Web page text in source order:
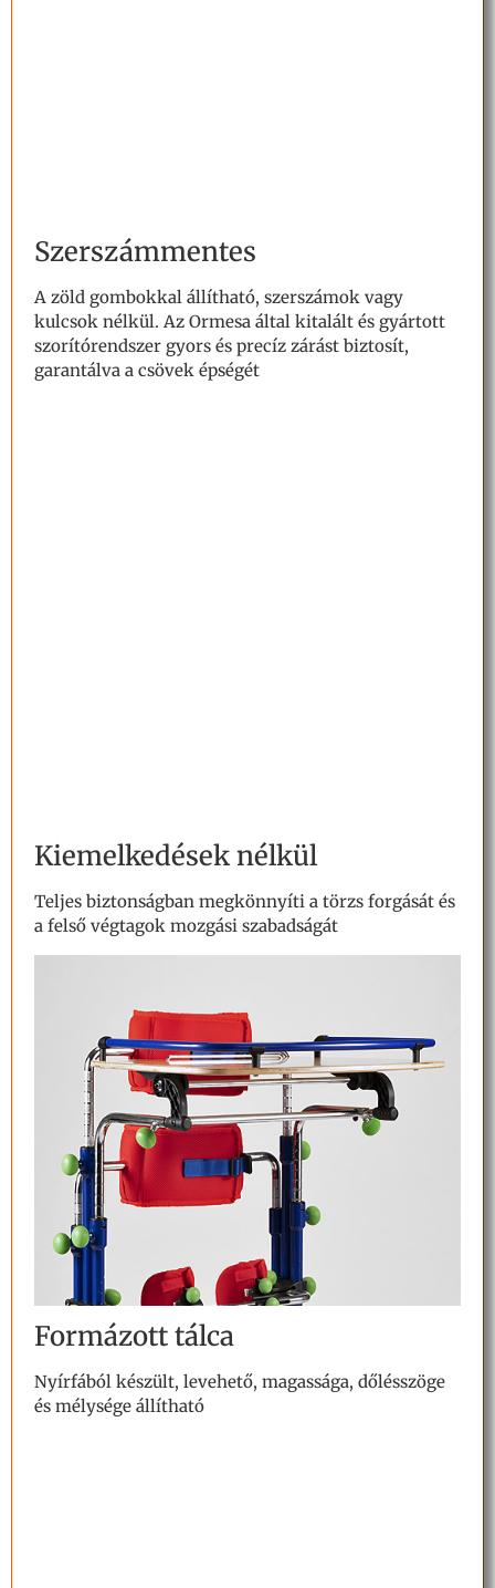
Szerszámmentes
A zöld gombokkal állítható, szerszámok vagy
kulcsok nélkül. Az Ormesa által kitalált és gyártott
szorítórendszer gyors és precíz zárást biztosít,
garantálva a csövek épségét
Kiemelkedések nélkül
Teljes biztonságban megkönnyíti a törzs forgását és
a felső végtagok mozgási szabadságát
Formázott tálca
Nyírfából készült, levehető, magassága, dőlésszöge
és mélysége állítható